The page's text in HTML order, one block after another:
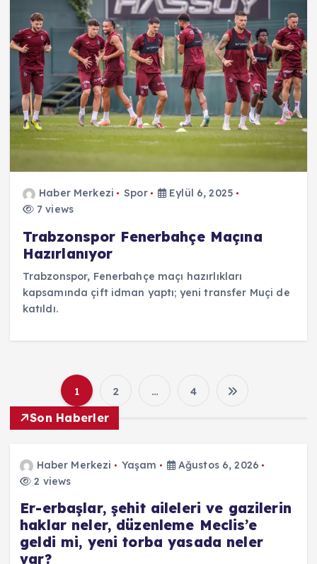
Haber Merkezi Spor
Eylül 6, 2025
7 views
Trabzonspor Fenerbahçe Maçına
Hazırlanıyor
Trabzonspor, Fenerbahçe maçı hazırlıkları
kapsamında çift idman yaptı; yeni transfer Muçi de
katıldı.
Y
z
ı
s
1 2 … 4
Son Haberler
Haber Merkezi Yaşam
Ağustos 6, 2026
2 views
Er-erbaşlar, şehit aileleri ve gazilerin
haklar neler, düzenleme Meclis’e
geldi mi, yeni torba yasada neler
var?